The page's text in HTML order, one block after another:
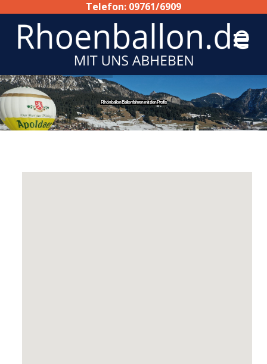
Telefon: 09761/6909
Rhönballon Ballonfahren mit den Profis